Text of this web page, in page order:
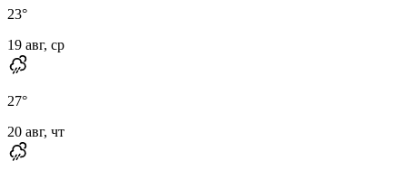
23°
19 авг, ср
27°
20 авг, чт